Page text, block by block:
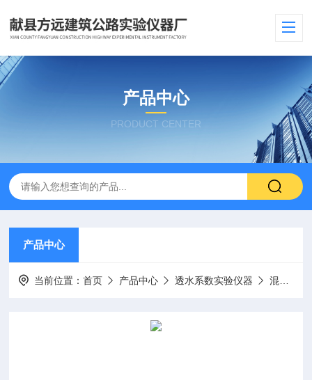
产品中心
PRODUCT CENTER
产品中心
当前位置：首页 产品中心 透水系数实验仪器 混凝土透水系数